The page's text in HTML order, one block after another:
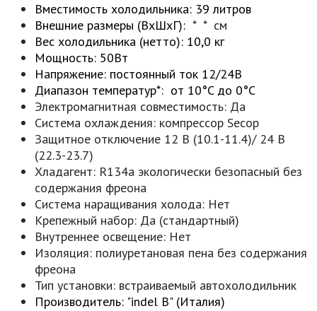
Вместимость холодильника: 39 литров
Внешние размеры (ВхШхГ): * * см
Вес холодильника (нетто): 10,0 кг
Мощность: 50Вт
Напряжение: постоянный ток 12/24В
Диапазон температур*: от 10°C до 0°C
Электромагнитная совместимость: Да
Система охлаждения: компрессор Secop
Защитное отключение 12 В (10.1-11.4)/ 24 В
(22.3-23.7)
Хладагент: R134a экологически безопасный без
содержания фреона
Система наращивания холода: Нет
Крепежный набор: Да (стандартный)
Внутреннее освещение: Нет
Изоляция: полиуретановая пена без содержания
фреона
Тип установки: встраиваемый автохолодильник
Производитель: "indel B" (Италия)